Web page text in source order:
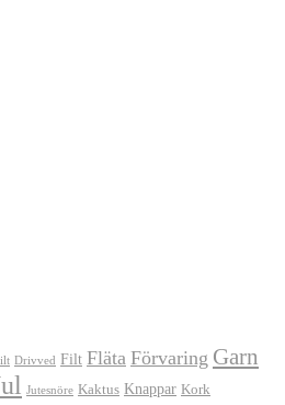
Drivved Filt Fläta Förvaring Garn
Jutesnöre Kaktus Knappar Kork